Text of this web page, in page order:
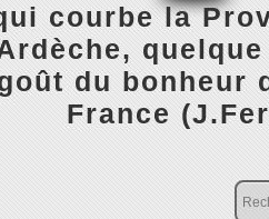
courbe la
du bonheur
France